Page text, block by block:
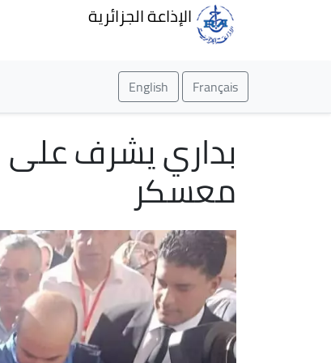
الإذاعة الجزائرية
Français
English
بداري يشرف على
معسكر